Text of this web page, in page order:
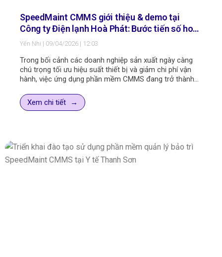
SpeedMaint CMMS giới thiệu & demo tại
Công ty Điện lạnh Hoà Phát: Bước tiến số hoá
quản lý bảo trì & tối ưu hiệu suất thiết bị
Yến Nhi 09/04/2026 12:03
Trong bối cảnh các doanh nghiệp sản xuất ngày càng
chú trọng tối ưu hiệu suất thiết bị và giảm chi phí vận
hành, việc ứng dụng phần mềm CMMS đang trở thành
Vừa qua, đội ngũ tư vấn – triển khai của SpeedMaint đã
có buổi giới thiệu và demo giải pháp Quản lý bảo trì
Xem chi tiết